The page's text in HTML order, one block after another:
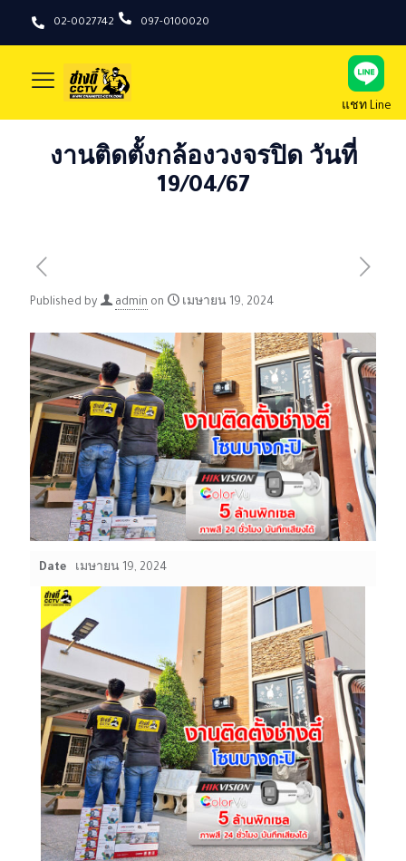
02-0027742 097-0100020
แชท Line
งานติดตั้งกล้องวงจรปิด วันที่
19/04/67
Published by admin on เมษายน 19, 2024
Date เมษายน 19, 2024